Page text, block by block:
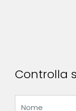
Controlla